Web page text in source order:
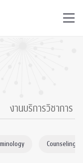
งานบริการวิชาการ
Counseling